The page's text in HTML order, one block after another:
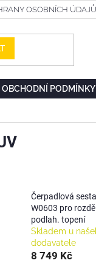
OSOBNÍCH ÚDAJŮ
OBCHODNÍ PODMÍNKY
Čerpadlová
W0603 pro
podlah. topení
Skladem u
dodavatele
8 749 Kč